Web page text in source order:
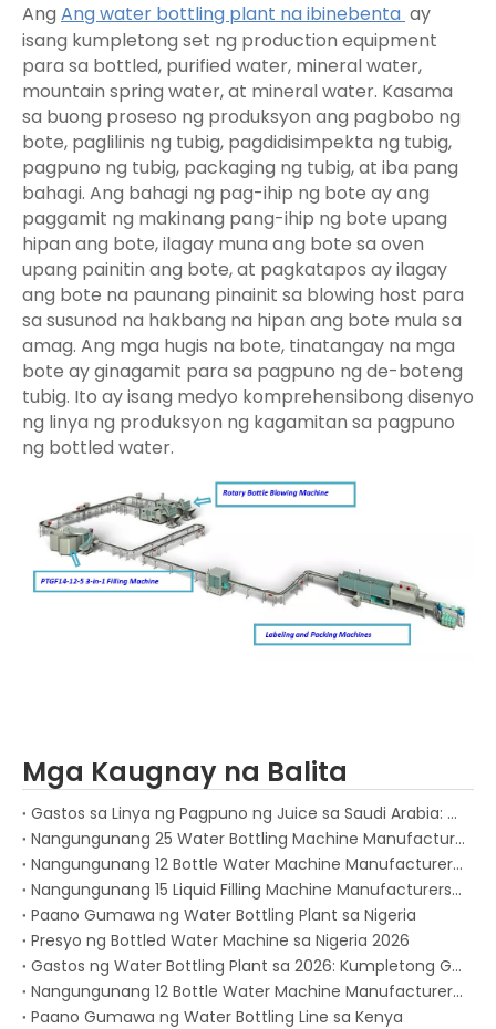
Ang Ang water bottling plant na ibinebenta ay
isang kumpletong set ng production equipment
para sa bottled, purified water, mineral water,
mountain spring water, at mineral water. Kasama
sa buong proseso ng produksyon ang pagbobo ng
bote, paglilinis ng tubig, pagdidisimpekta ng tubig,
pagpuno ng tubig, packaging ng tubig, at iba pang
bahagi. Ang bahagi ng pag-ihip ng bote ay ang
paggamit ng makinang pang-ihip ng bote upang
hipan ang bote, ilagay muna ang bote sa oven
upang painitin ang bote, at pagkatapos ay ilagay
ang bote na paunang pinainit sa blowing host para
sa susunod na hakbang na hipan ang bote mula sa
amag. Ang mga hugis na bote, tinatangay na mga
bote ay ginagamit para sa pagpuno ng de-boteng
tubig. Ito ay isang medyo komprehensibong disenyo
ng linya ng produksyon ng kagamitan sa pagpuno
ng bottled water.
Mga Kaugnay na Balita
Gastos sa Linya ng Pagpuno ng Juice sa Saudi Arabia: Kumpleto 2026 Gabay sa Pamumuhunan para sa Mga Pabrika ng Inumin
Nangungunang 25 Water Bottling Machine Manufacturers sa Buong Mundo noong 2026
Nangungunang 12 Bottle Water Machine Manufacturers sa South Africa 2026
Nangungunang 15 Liquid Filling Machine Manufacturers sa Russia 2025
Paano Gumawa ng Water Bottling Plant sa Nigeria
Presyo ng Bottled Water Machine sa Nigeria 2026
Gastos ng Water Bottling Plant sa 2026: Kumpletong Gabay sa Presyo para sa Bawat Kapasidad ng Produksyon
Nangungunang 12 Bottle Water Machine Manufacturers sa Nigeria (2026)
Paano Gumawa ng Water Bottling Line sa Kenya